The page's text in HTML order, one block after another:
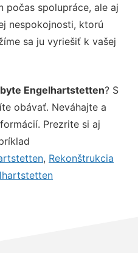
počas spolupráce, ale aj
nespokojnosti, ktorú
sa ju vyriešiť k vašej
Engelhartstetten? S
obávať. Neváhajte a
Prezrite si aj
, Rekonštrukcia